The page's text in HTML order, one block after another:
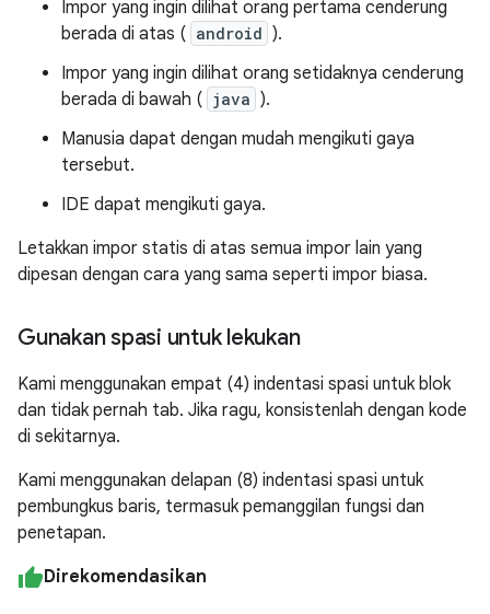
Impor yang ingin dilihat orang pertama cenderung
berada di atas ( android ).
Impor yang ingin dilihat orang setidaknya cenderung
berada di bawah ( java ).
Manusia dapat dengan mudah mengikuti gaya
tersebut.
IDE dapat mengikuti gaya.
Letakkan impor statis di atas semua impor lain yang
dipesan dengan cara yang sama seperti impor biasa.
Gunakan spasi untuk lekukan
Kami menggunakan empat (4) indentasi spasi untuk blok
dan tidak pernah tab. Jika ragu, konsistenlah dengan kode
di sekitarnya.
Kami menggunakan delapan (8) indentasi spasi untuk
pembungkus baris, termasuk pemanggilan fungsi dan
penetapan.
Direkomendasikan